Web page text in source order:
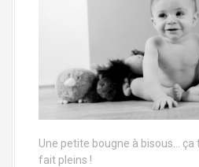
Une petite bougne à bisous… ça
fait pleins !